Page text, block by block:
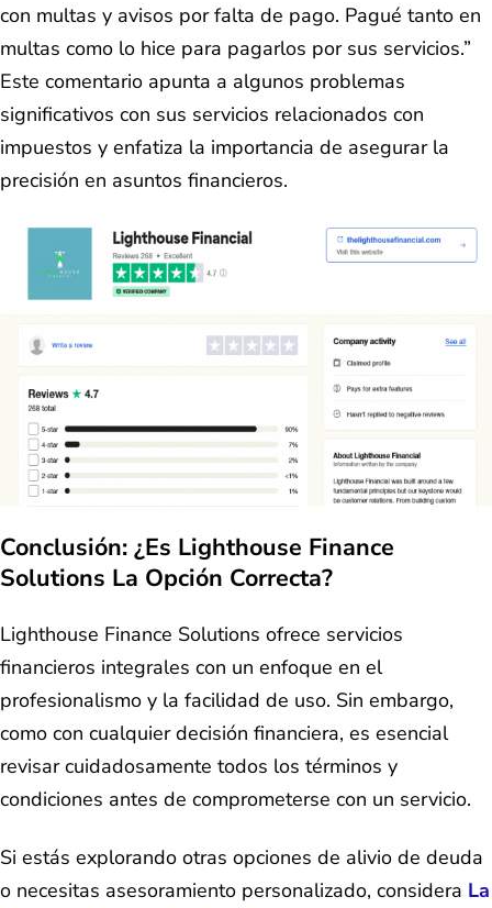
con multas y avisos por falta de pago. Pagué tanto en
multas como lo hice para pagarlos por sus servicios.”
Este comentario apunta a algunos problemas
significativos con sus servicios relacionados con
impuestos y enfatiza la importancia de asegurar la
precisión en asuntos financieros.
Conclusión: ¿Es Lighthouse Finance
Solutions La Opción Correcta?
Lighthouse Finance Solutions ofrece servicios
financieros integrales con un enfoque en el
profesionalismo y la facilidad de uso. Sin embargo,
como con cualquier decisión financiera, es esencial
revisar cuidadosamente todos los términos y
condiciones antes de comprometerse con un servicio.
Si estás explorando otras opciones de alivio de deuda
o necesitas asesoramiento personalizado, considera La